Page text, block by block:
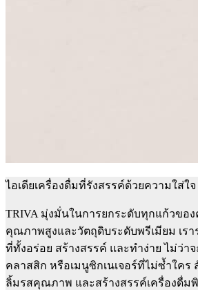
ไอเดียเครื่องดื่มที่รังสรรค์ด้วยความใส่ใจ
TRIVA มุ่งมั่นในการยกระดับทุกแก้วขอ
คุณภาพสูงและวัตถุดิบระดับพรีเมียม เรา
ที่ทั้งอร่อย สร้างสรรค์ และทำง่าย ไม่ว่าจ
คลาสสิก หรือเมนูซิกเนเจอร์ที่ไม่ซ้ำใคร
ลิ้มรสคุณภาพ และสร้างสรรค์เครื่องดื่ม